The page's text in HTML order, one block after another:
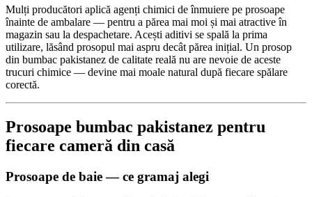
Mulți producători aplică agenți chimici de înmuiere pe prosoape
înainte de ambalare — pentru a părea mai moi și mai atractive în
magazin sau la despachetare. Acești aditivi se spală la prima
utilizare, lăsând prosopul mai aspru decât părea inițial. Un prosop
din bumbac pakistanez de calitate reală nu are nevoie de aceste
trucuri chimice — devine mai moale natural după fiecare spălare
corectă.
Prosoape bumbac pakistanez pentru
fiecare cameră din casă
Prosoape de baie — ce gramaj alegi